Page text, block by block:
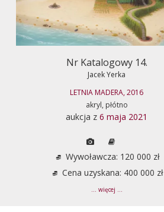
Nr Katalogowy 14.
Jacek Yerka
LETNIA MADERA, 2016
akryl, płótno
aukcja z 6 maja 2021
Wywoławcza: 120 000 zł
Cena uzyskana: 400 000 zł
... więcej ...